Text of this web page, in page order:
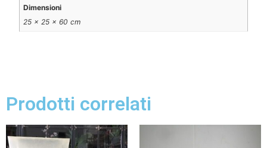
Dimensioni
25 × 25 × 60 cm
Prodotti correlati